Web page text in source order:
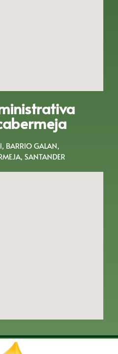
BARRIO GALAN,
SANTANDER